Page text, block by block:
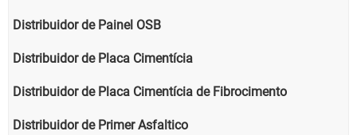
Distribuidor de Painel OSB
Distribuidor de Placa Cimentícia
Distribuidor de Placa Cimentícia de Fibrocimento
Distribuidor de Primer Asfaltico